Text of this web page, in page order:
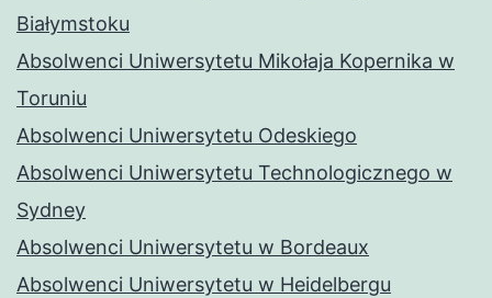
Białymstoku
Absolwenci Uniwersytetu Mikołaja Kopernika w
Toruniu
Absolwenci Uniwersytetu Odeskiego
Absolwenci Uniwersytetu Technologicznego w
Sydney
Absolwenci Uniwersytetu w Bordeaux
Absolwenci Uniwersytetu w Heidelbergu